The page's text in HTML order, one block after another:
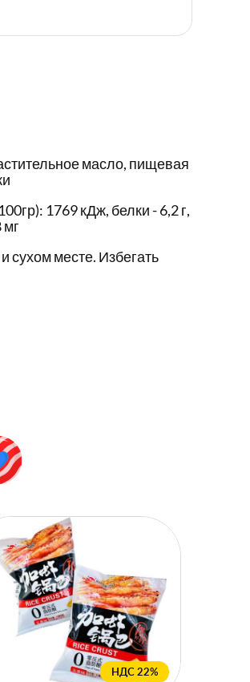
масло, пищевая
1769 кДж, белки - 6,2 г,
мг
сухом месте. Избегать
НДС 22%